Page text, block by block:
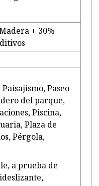
+ 30%
Paseo
del parque,
Piscina,
Plaza de
Pérgola,
a prueba de